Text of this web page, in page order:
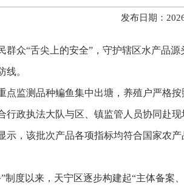
发布日期：
群众“舌尖上的安全”，守护辖区水产品
线。
点监测品种鳊鱼集中出塘 ， 养殖户严格按
行政执法大队与区、镇监管人员协同赴
示，该批次产品各项指标均符合国家农产
制度以来，天宁区逐步构建起“主体备案